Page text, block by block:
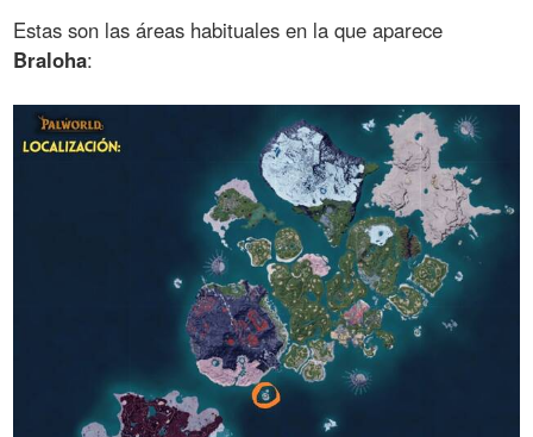
Estas son las áreas habituales en la que aparece
Braloha: